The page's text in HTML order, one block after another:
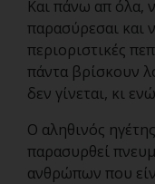
Και πάνω απ όλα,
παρασύρεσαι και
περιοριστικές
πάντα βρίσκουν
δεν γίνεται, κι
Ο αληθινός
παρασυρθεί
ανθρώπων που